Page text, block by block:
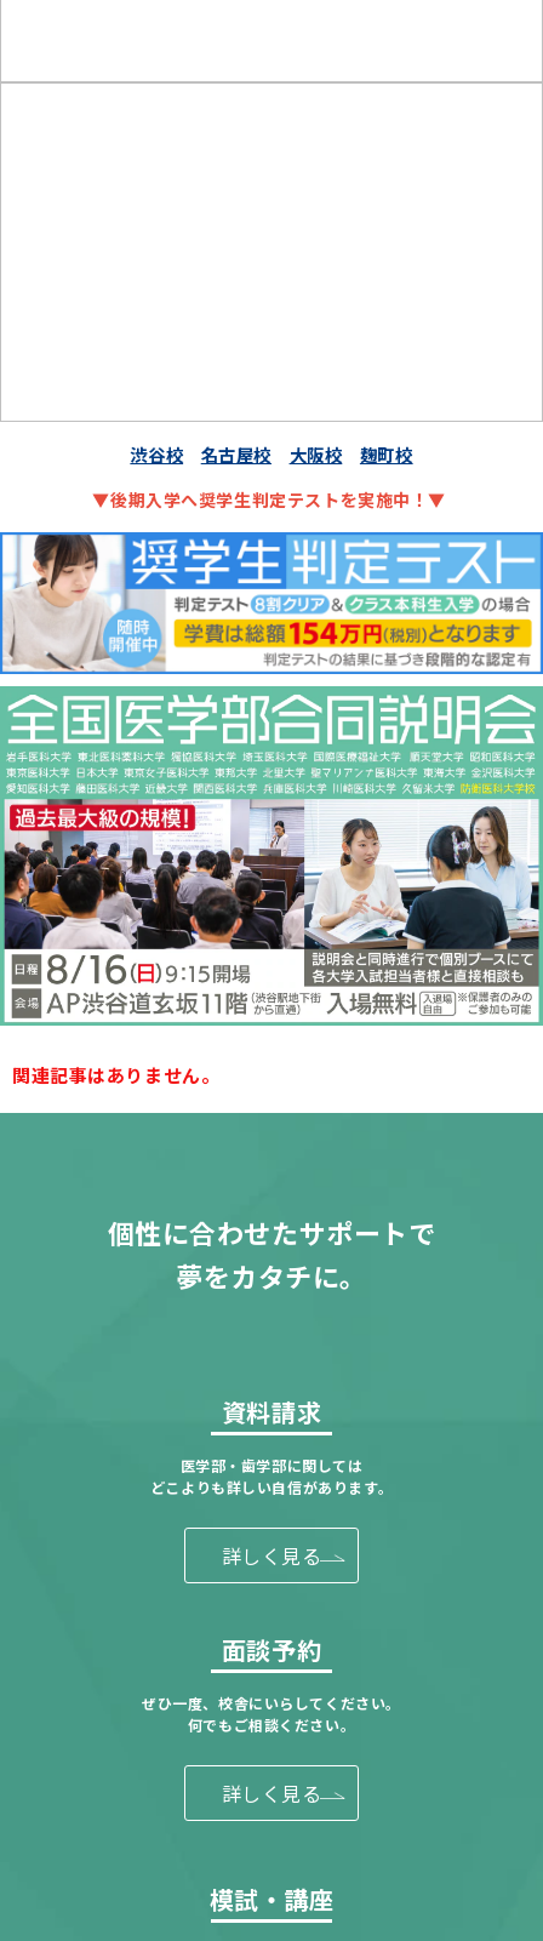
渋谷校 名古屋校 大阪校 麹町校
▼後期入学へ奨学生判定テストを実施中！▼
関連記事はありません。
個性に合わせたサポートで
夢をカタチに。
資料請求
医学部・歯学部に関しては
どこよりも詳しい自信があります。
詳しく見る
面談予約
ぜひ一度、校舎にいらしてください。
何でもご相談ください。
詳しく見る
模試・講座